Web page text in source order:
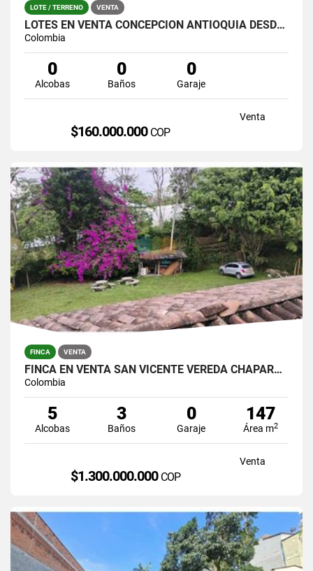
LOTE / TERRENO VENTA
LOTES EN VENTA CONCEPCIÒN ANTIOQUIA DESDE 160 MILLONES
Colombia
0
Alcobas
0
Baños
0
Garaje
Venta
$160.000.000 COP
FINCA VENTA
FINCA EN VENTA SAN VICENTE VEREDA CHAPARRAL SOLO CONTADO
Colombia
5
Alcobas
3
Baños
0
Garaje
147
Área m2
Venta
$1.300.000.000 COP